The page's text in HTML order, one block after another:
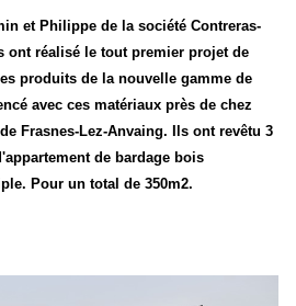
et Philippe de la société Contreras-
ont réalisé le tout premier projet de
produits de la nouvelle gamme de
avec ces matériaux près de chez
Frasnes-Lez-Anvaing. Ils ont revêtu 3
de bardage bois
Pour un total de 350m2.